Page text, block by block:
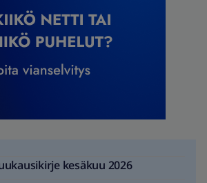
kesäkuu 2026